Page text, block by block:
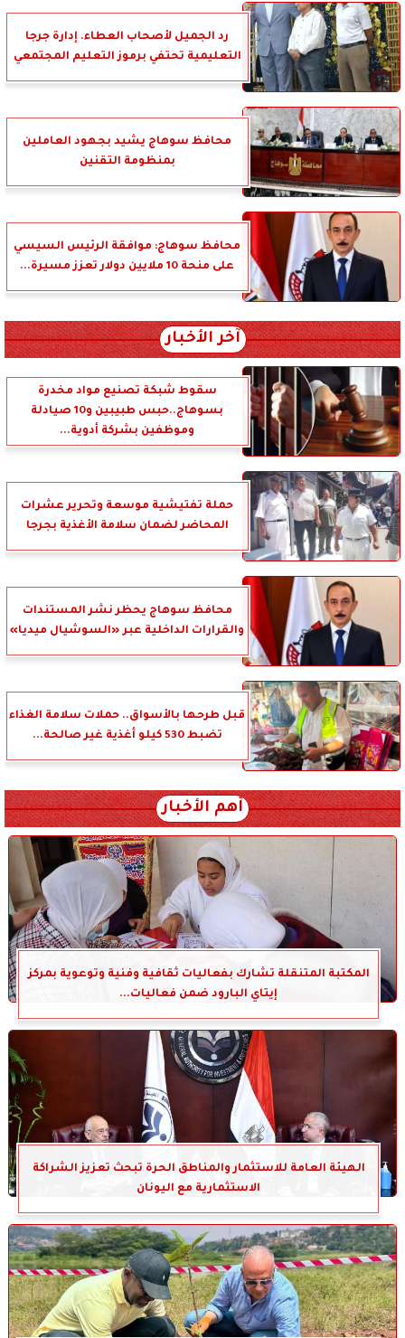
رد الجميل لأصحاب العطاء. إدارة جرجا
التعليمية تحتفي برموز التعليم المجتمعي
محافظ سوهاج يشيد بجهود العاملين
بمنظومة التقنين
محافظ سوهاج: موافقة الرئيس السيسي
على منحة 10 ملايين دولار تعزز مسيرة...
آخر الأخبار
سقوط شبكة تصنيع مواد مخدرة
بسوهاج..حبس طبيبين و10 صيادلة
وموظفين بشركة أدوية...
حملة تفتيشية موسعة وتحرير عشرات
المحاضر لضمان سلامة الأغذية بجرجا
محافظ سوهاج يحظر نشر المستندات
والقرارات الداخلية عبر «السوشيال ميديا»
قبل طرحها بالأسواق.. حملات سلامة الغذاء
تضبط 530 كيلو أغذية غير صالحة...
أهم الأخبار
المكتبة المتنقلة تشارك بفعاليات ثقافية وفنية وتوعوية بمركز
إيتاي البارود ضمن فعاليات...
الهيئة العامة للاستثمار والمناطق الحرة تبحث تعزيز الشراكة
الاستثمارية مع اليونان